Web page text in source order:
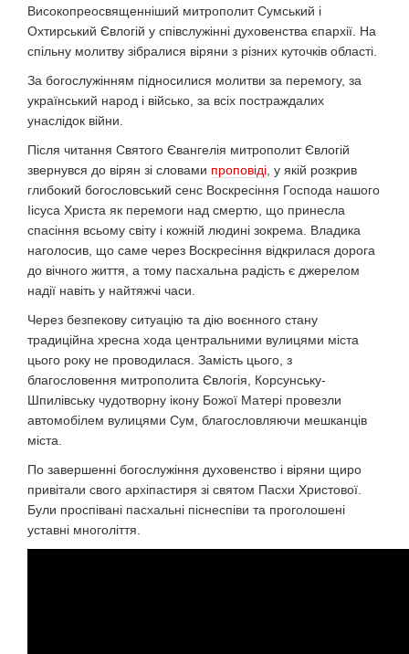
Високопреосвященніший митрополит Сумський і
Охтирський Євлогій у співслужінні духовенства єпархії. На
спільну молитву зібралися віряни з різних куточків області.
За богослужінням підносилися молитви за перемогу, за
український народ і військо, за всіх постраждалих
унаслідок війни.
Після читання Святого Євангелія митрополит Євлогій
звернувся до вірян зі словами проповіді , у якій розкрив
глибокий богословський сенс Воскресіння Господа нашого
Іісуса Христа як перемоги над смертю, що принесла
спасіння всьому світу і кожній людині зокрема. Владика
наголосив, що саме через Воскресіння відкрилася дорога
до вічного життя, а тому пасхальна радість є джерелом
надії навіть у найтяжчі часи.
Через безпекову ситуацію та дію воєнного стану
традиційна хресна хода центральними вулицями міста
цього року не проводилася. Замість цього, з
благословення митрополита Євлогія, Корсунську-
Шпилівську чудотворну ікону Божої Матері провезли
автомобілем вулицями Сум, благословляючи мешканців
міста.
По завершенні богослужіння духовенство і віряни щиро
привітали свого архіпастиря зі святом Пасхи Христової.
Були проспівані пасхальні піснеспіви та проголошені
уставні многоліття.